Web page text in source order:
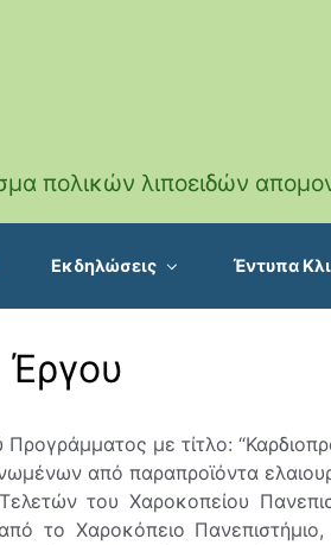
πολικών λιποειδών
Εκδηλώσεις Έντυπα
με τίτλο:
από παραπροϊόντα
του Χαροκοπείου
το Χαροκόπειο Πανεπιστήμιο,